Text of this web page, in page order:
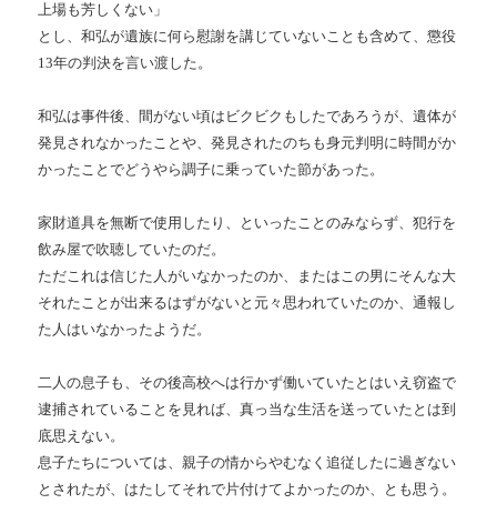
上場も芳しくない」
とし、和弘が遺族に何ら慰謝を講じていないことも含めて、懲役
13年の判決を言い渡した。
和弘は事件後、間がない頃はビクビクもしたであろうが、遺体が
発見されなかったことや、発見されたのちも身元判明に時間がか
かったことでどうやら調子に乗っていた節があった。
家財道具を無断で使用したり、といったことのみならず、犯行を
飲み屋で吹聴していたのだ。
ただこれは信じた人がいなかったのか、またはこの男にそんな大
それたことが出来るはずがないと元々思われていたのか、通報し
た人はいなかったようだ。
二人の息子も、その後高校へは行かず働いていたとはいえ窃盗で
逮捕されていることを見れば、真っ当な生活を送っていたとは到
底思えない。
息子たちについては、親子の情からやむなく追従したに過ぎない
とされたが、はたしてそれで片付けてよかったのか、とも思う。